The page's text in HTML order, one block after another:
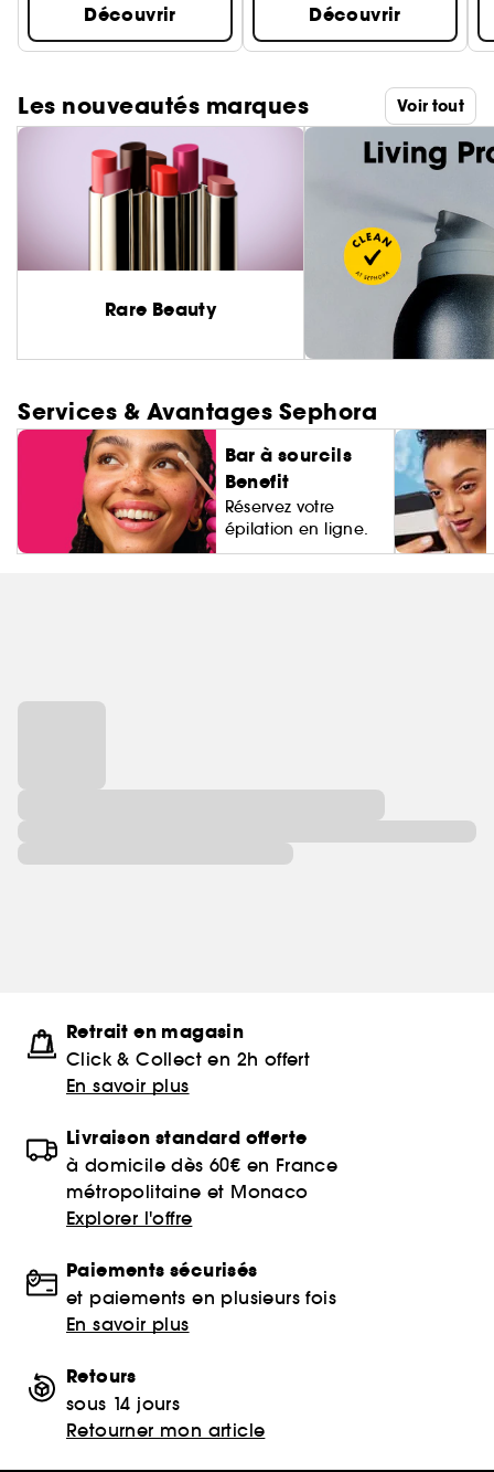
Découvrir Découvrir
Les nouveautés marques Voir tout
Rare Beauty
Services & Avantages Sephora
Bar à sourcils
Benefit
Réservez votre
épilation en ligne.
Retrait en magasin
Click & Collect en 2h offert
En savoir plus
Livraison standard offerte
à domicile dès 60€ en France
métropolitaine et Monaco
Explorer l'offre
Paiements sécurisés
et paiements en plusieurs fois
En savoir plus
Retours
sous 14 jours
Retourner mon article